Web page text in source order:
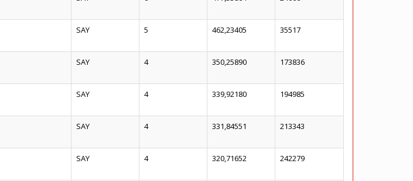
SAY 5 462,23405 35517
SAY 4 350,25890 173836
SAY 4 339,92180 194985
SAY 4 331,84551 213343
SAY 4 320,71652 242279